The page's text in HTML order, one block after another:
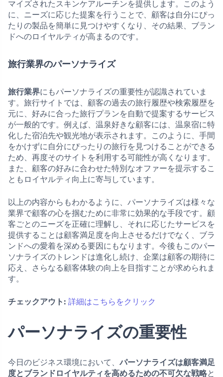
マイズされたスキンケアルーチンを提供します。このよう
に、ニーズに応じた提案を行うことで、顧客は自分にぴっ
たりの製品を簡単に見つけやすくなり、その結果、ブラン
ドへのロイヤルティが高まるのです。
旅行業界のパーソナライズ
旅行業界にもパーソナライズの重要性が認識されていま
す。旅行サイトでは、顧客の過去の旅行履歴や検索履歴を
元に、好みに合った旅行プランを自動で提案するサービス
が一般的です。例えば、温泉好きな顧客には、温泉宿に特
化した宿泊先や観光地が表示されます。このように、手間
をかけずに自分にぴったりの旅行を見つけることができる
ため、再度そのサイトを利用する可能性が高くなります。
また、顧客の好みに合わせた特別なオファーを提示するこ
ともロイヤルティ向上に寄与しています。
以上の内容からもわかるように、パーソナライズは様々な
業界で顧客の心を掴むために非常に効果的な手段です。顧
客ごとのニーズを正確に理解し、それに応じたサービスを
提供することは顧客満足度を向上させるだけでなく、ブラ
ンドへの愛着を深める要因にもなります。今後もこのパー
ソナライズのトレンドは進化し続け、企業は顧客の期待に
応え、さらなる顧客体験の向上を目指すことが求められま
す。
チェックアウト: 詳細はこちらをクリック
パーソナライズの重要性
今日のビジネス環境において、 パーソナライズは顧客満足
度とブランドロイヤルティを高めるための不可欠な戦略と